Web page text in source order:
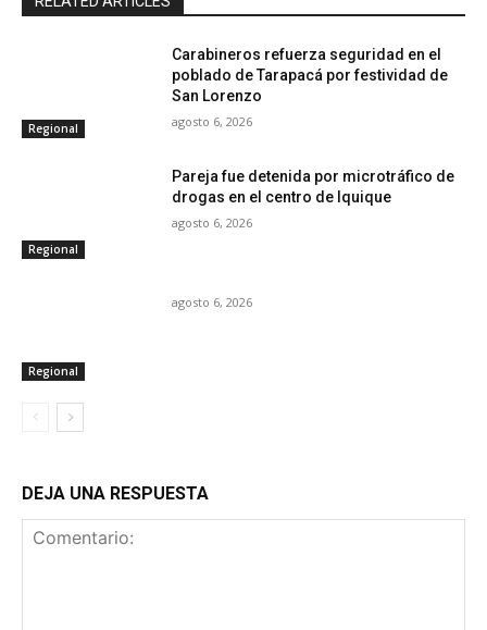
Regional
Carabineros refuerza seguridad en el
poblado de Tarapacá por festividad de
San Lorenzo
agosto 6, 2026
Regional
Pareja fue detenida por microtráfico de
drogas en el centro de Iquique
agosto 6, 2026
Regional
agosto 6, 2026
DEJA UNA RESPUESTA